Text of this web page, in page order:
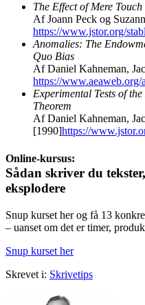
The Effect of Mere
Af Joann Peck og
https://www.jstor.org/
Anomalies: The
Quo Bias
Af Daniel Kahneman,
https://
Experimental Tests of
Theorem
Af Daniel Kahneman,
[1990]https://
Online-kursus:
Sådan skriver du
eksplodere
Snup kurset her og få 13
– uanset om det er timer,
Snup kurset her
Skrevet i: Skrivetips